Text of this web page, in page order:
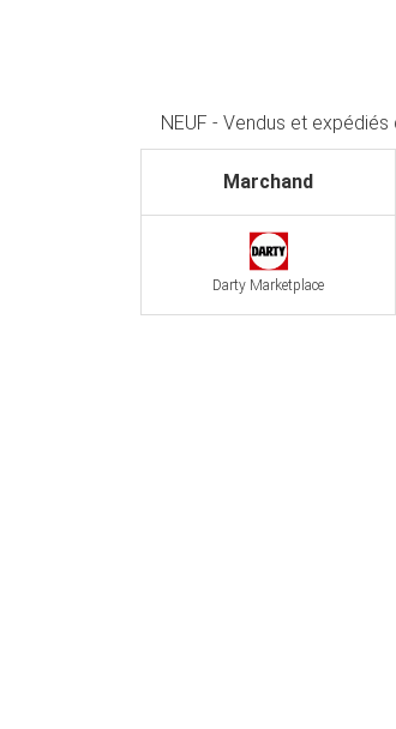
NEUF - Vendus et
Marchand
Darty Marketplace